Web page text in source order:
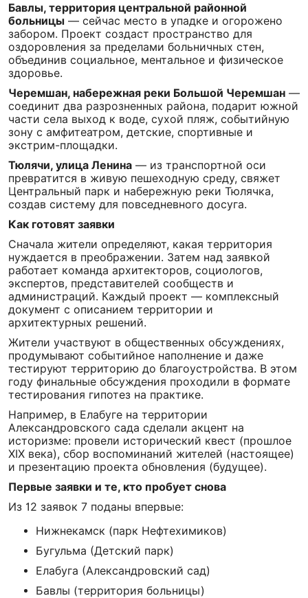
Бавлы, территория центральной районной
больницы — сейчас место в упадке и огорожено
забором. Проект создаст пространство для
оздоровления за пределами больничных стен,
объединив социальное, ментальное и физическое
здоровье.
Черемшан, набережная реки Большой Черемшан —
соединит два разрозненных района, подарит южной
части села выход к воде, сухой пляж, событийную
зону с амфитеатром, детские, спортивные и
экстрим-площадки.
Тюлячи, улица Ленина — из транспортной оси
превратится в живую пешеходную среду, свяжет
Центральный парк и набережную реки Тюлячка,
создав систему для повседневного досуга.
Как готовят заявки
Сначала жители определяют, какая территория
нуждается в преображении. Затем над заявкой
работает команда архитекторов, социологов,
экспертов, представителей сообществ и
администраций. Каждый проект — комплексный
документ с описанием территории и
архитектурных решений.
Жители участвуют в общественных обсуждениях,
продумывают событийное наполнение и даже
тестируют территорию до благоустройства. В этом
году финальные обсуждения проходили в формате
тестирования гипотез на практике.
Например, в Елабуге на территории
Александровского сада сделали акцент на
историзме: провели исторический квест (прошлое
XIX века), сбор воспоминаний жителей (настоящее)
и презентацию проекта обновления (будущее).
Первые заявки и те, кто пробует снова
Из 12 заявок 7 поданы впервые:
Нижнекамск (парк Нефтехимиков)
Бугульма (Детский парк)
Елабуга (Александровский сад)
Бавлы (территория больницы)